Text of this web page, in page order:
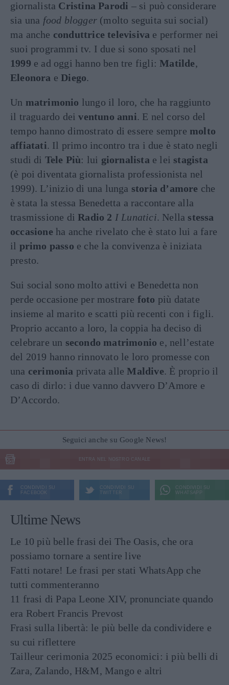
giornalista Cristina Parodi – si può considerare
sia una food blogger (molto seguita sui social)
ma anche conduttrice televisiva e performer nei
suoi programmi tv. I due si sono sposati nel
1999 e ad oggi hanno ben tre figli:Matilde,
Eleonora eDiego.
Un matrimonio lungo il loro, che ha raggiunto
il traguardo deiventuno anni. E nel corso del
tempo hanno dimostrato di essere sempre molto
affiatati. Il primo incontro tra i due è stato negli
studi di Tele Più: lui giornalista e lei stagista
(è poi diventata giornalista professionista nel
1999). L’inizio di una lunga storia d’amore che
è stata la stessa Benedetta a raccontare alla
trasmissione diRadio 2 I Lunatici. Nella stessa
occasione ha anche rivelato che è stato lui a fare
il primo passo e che la convivenza è iniziata
presto.
Sui social sono molto attivi e Benedetta non
perde occasione per mostrare foto più datate
insieme al marito e scatti più recenti con i figli.
Proprio accanto a loro, la coppia ha deciso di
celebrare un secondo matrimonio e, nell’estate
del 2019 hanno rinnovato le loro promesse con
una cerimonia privata alleMaldive. È proprio il
caso di dirlo: i due vanno davvero D’Amore e
D’Accordo.
Seguici anche su Google News!
ENTRA NEL NOSTRO CANALE
CONDIVIDI SU
FACEBOOK
CONDIVIDI SU
TWITTER
CONDIVIDI SU
WHATSAPP
Ultime News
Le 10 più belle frasi dei The Oasis, che ora
possiamo tornare a sentire live
Fatti notare! Le frasi per stati WhatsApp che
tutti commenteranno
11 frasi di Papa Leone XIV, pronunciate quando
era Robert Francis Prevost
Frasi sulla libertà: le più belle da condividere e
su cui riflettere
Tailleur cerimonia 2025 economici: i più belli di
Zara, Zalando, H&M, Mango e altri